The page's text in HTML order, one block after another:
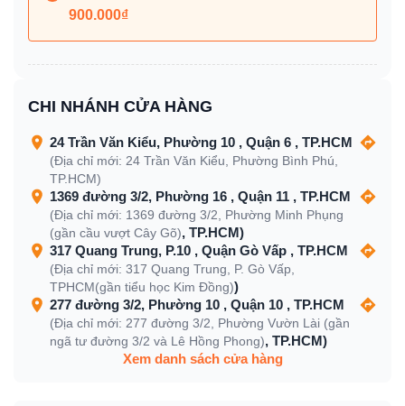
900.000₫
CHI NHÁNH CỬA HÀNG
24 Trần Văn Kiểu, Phường 10 , Quận 6 , TP.HCM
(Địa chỉ mới: 24 Trần Văn Kiểu, Phường Bình Phú,
TP.HCM)
1369 đường 3/2, Phường 16 , Quận 11 , TP.HCM
(Địa chỉ mới: 1369 đường 3/2, Phường Minh Phụng
(gần cầu vượt Cây Gõ), TP.HCM)
317 Quang Trung, P.10 , Quận Gò Vấp , TP.HCM
(Địa chỉ mới: 317 Quang Trung, P. Gò Vấp,
TPHCM(gần tiểu học Kim Đồng))
277 đường 3/2, Phường 10 , Quận 10 , TP.HCM
(Địa chỉ mới: 277 đường 3/2, Phường Vườn Lài (gần
ngã tư đường 3/2 và Lê Hồng Phong), TP.HCM)
Xem danh sách cửa hàng